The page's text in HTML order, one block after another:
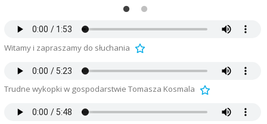
Witamy i zapraszamy do słuchania
Trudne wykopki w gospodarstwie Tomasza Kosmala